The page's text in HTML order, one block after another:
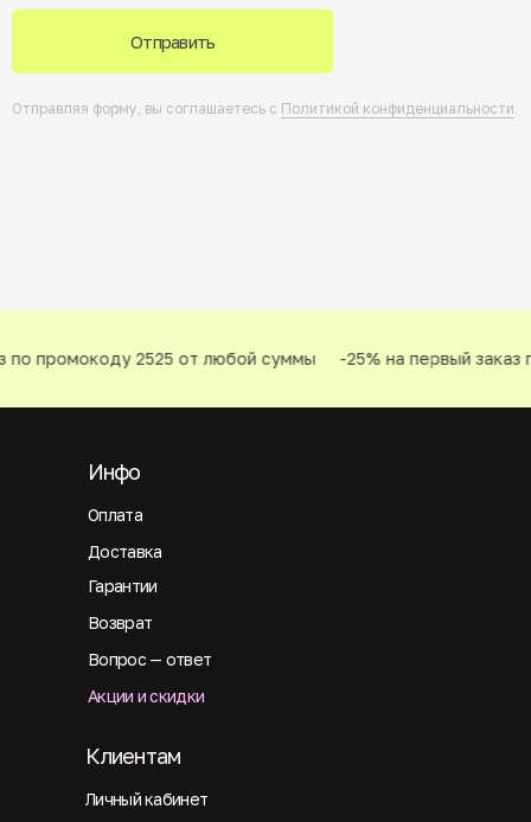
Отправить
Отправляя форму, вы соглашаетесь с Политикой конфиденциальности.
промокоду 2525 от любой суммы -25% на первый заказ
Оплата
Инфо
Доставка
Гарантии
Возврат
Вопрос — ответ
Акции и скидки
Личный кабинет
Клиентам